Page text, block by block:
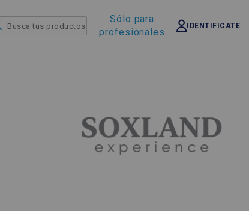
Sólo para
profesionales
IDENTIFICATE